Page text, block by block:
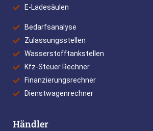
E-Ladesäulen
Bedarfsanalyse
Zulassungsstellen
Wasserstofftankstellen
Kfz-Steuer Rechner
Finanzierungsrechner
Dienstwagenrechner
Händler